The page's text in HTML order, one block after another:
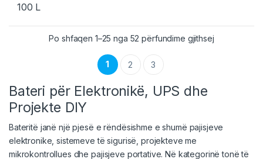
100 L
Po shfaqen 1–25 nga 52 përfundime gjithsej
1 2 3
Bateri për Elektronikë, UPS dhe
Projekte DIY
Bateritë janë një pjesë e rëndësishme e shumë pajisjeve
elektronike, sistemeve të sigurisë, projekteve me
mikrokontrollues dhe pajisjeve portative. Në kategorinë tonë të